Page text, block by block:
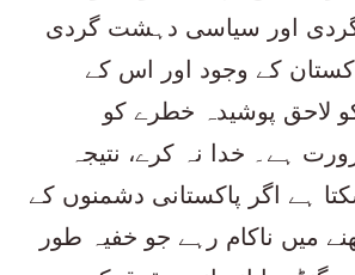
اور سیاسی دہشت گردی
کے وجود اور اس کے
کو لاحق پوشیدہ خطرے کو
ہے۔ خدا نہ کرے، نتیجہ
ہے اگر پاکستانی دشمنوں کے
میں ناکام رہے جو خفیہ طور